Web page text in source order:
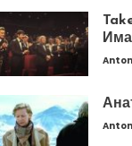
Anton
Anton